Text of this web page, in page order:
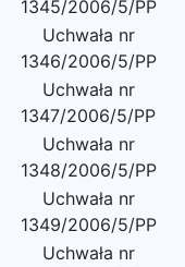
1345/2006/5/PP
Uchwała nr
1346/2006/5/PP
Uchwała nr
1347/2006/5/PP
Uchwała nr
1348/2006/5/PP
Uchwała nr
1349/2006/5/PP
Uchwała nr